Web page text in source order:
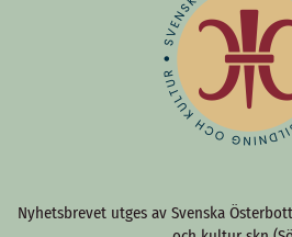
Nyhetsbrevet utges av Svenska